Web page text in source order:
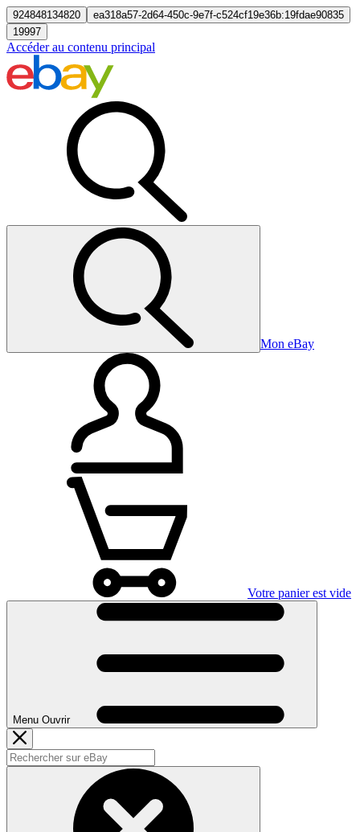
924848134820
ea318a57-2d64-450c-9e7f-c524cf19e36b:19fdae90835
19997
Accéder au contenu principal
Mon eBay
Votre panier est vide
Menu Ouvrir